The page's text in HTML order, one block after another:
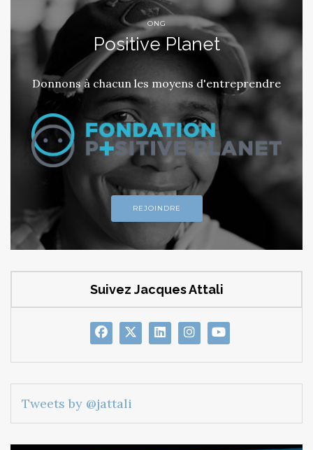
ONG
Positive Planet
Donnons à chacun les moyens d'entreprendre
REJOINDRE
Suivez Jacques Attali
Tweets by @jattali